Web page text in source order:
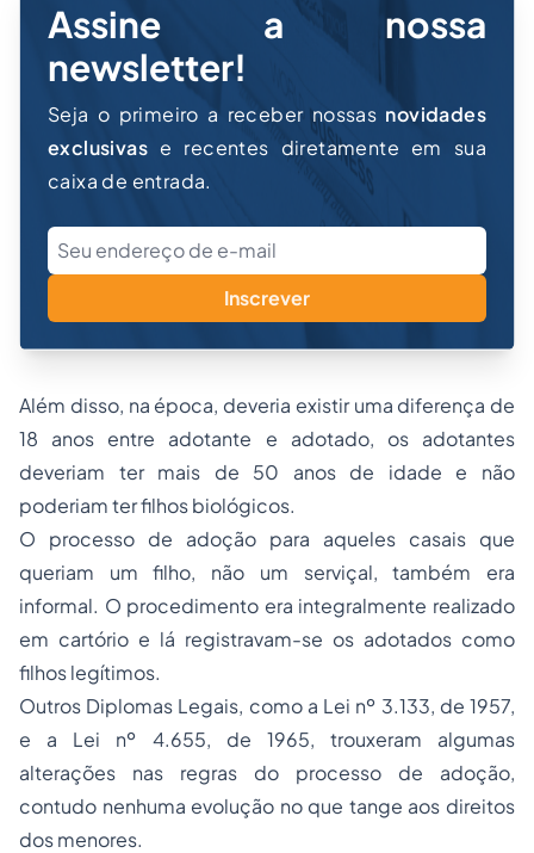
Assine a nossa
newsletter!
Seja o primeiro a receber nossas novidades
exclusivas e recentes diretamente em sua
caixa de entrada.
Inscrever
Além disso, na época, deveria existir uma diferença de
18 anos entre adotante e adotado, os adotantes
deveriam ter mais de 50 anos de idade e não
poderiam ter filhos biológicos.
O processo de adoção para aqueles casais que
queriam um filho, não um serviçal, também era
informal. O procedimento era integralmente realizado
em cartório e lá registravam-se os adotados como
filhos legítimos.
Outros Diplomas Legais, como a Lei nº 3.133, de 1957,
e a Lei nº 4.655, de 1965, trouxeram algumas
alterações nas regras do processo de adoção,
contudo nenhuma evolução no que tange aos direitos
dos menores.